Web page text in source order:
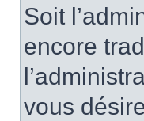
Soit
encore
vous